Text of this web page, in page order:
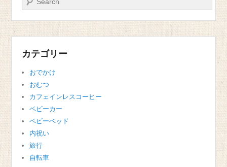
カテゴリー
おでかけ
おむつ
カフェインレスコーヒー
ベビーカー
ベビーベッド
内祝い
旅行
自転車